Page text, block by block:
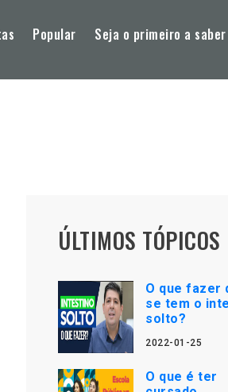
Popular Seja o primeiro a saber
ÚLTIMOS TÓPICOS
O que fazer
se tem o
solto?
2022-01-25
O que é ter